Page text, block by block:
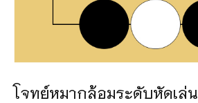
โจทย์หมากล้อมระดับหัดเล่น